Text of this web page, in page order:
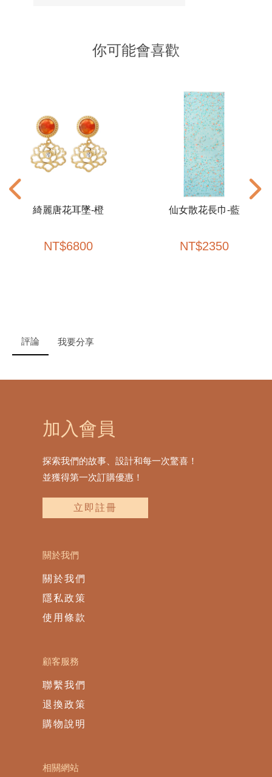
你可能會喜歡
綺麗唐花耳墜-橙
NT$6800
仙女散花長巾-藍
NT$2350
評論 我要分享
關於我們
關於我們
隱私政策
使用條款
顧客服務
聯繫我們
退換政策
購物說明
相關網站
加入會員
探索我們的故事、設計和每一次驚喜！
並獲得第一次訂購優惠！
立即註冊